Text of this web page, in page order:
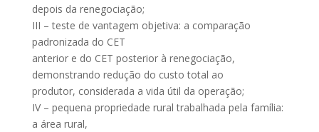
depois da renegociação;
III – teste de vantagem objetiva: a comparação
padronizada do CET
anterior e do CET posterior à renegociação,
demonstrando redução do custo total ao
produtor, considerada a vida útil da operação;
IV – pequena propriedade rural trabalhada pela família:
a área rural,